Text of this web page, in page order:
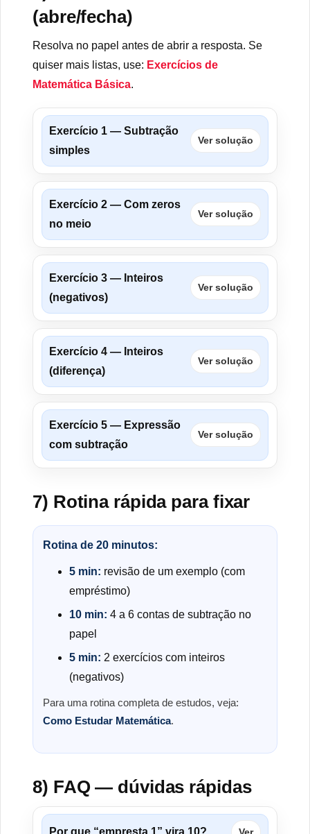
(abre/fecha)
Resolva no papel antes de abrir a resposta. Se
quiser mais listas, use: Exercícios de
Matemática Básica.
Exercício 1 — Subtração
simples
Ver solução
Exercício 2 — Com zeros
no meio
Ver solução
Exercício 3 — Inteiros
(negativos)
Ver solução
Exercício 4 — Inteiros
(diferença)
Ver solução
Exercício 5 — Expressão
com subtração
Ver solução
7) Rotina rápida para fixar
Rotina de 20 minutos:
5 min: revisão de um exemplo (com
empréstimo)
10 min: 4 a 6 contas de subtração no
papel
5 min: 2 exercícios com inteiros
(negativos)
Para uma rotina completa de estudos, veja:
Como Estudar Matemática.
8) FAQ — dúvidas rápidas